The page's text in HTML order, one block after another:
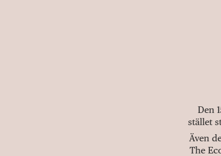
Den
stället
Även
The